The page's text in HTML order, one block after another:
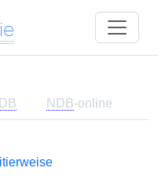
NDB-online